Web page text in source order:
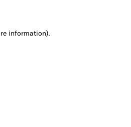
information).